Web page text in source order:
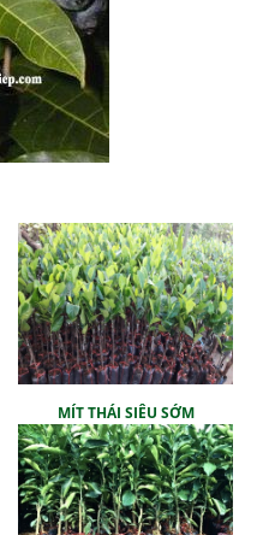
MÍT THÁI SIÊU SỚM